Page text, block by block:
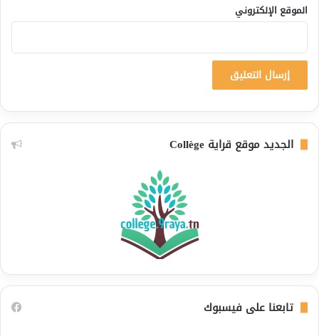
الموقع الإلكتروني
الجديد موقع قراية Collège
تابعنا على فيسبوك